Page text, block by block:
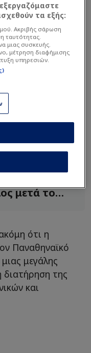
που δείχνει
πως η
του για την
η παρουσία του
του
οργανισμό
του
μετά το
ότι η
Παναθηναϊκό
μεγάλης
διατήρηση της
και
τα εξής:
Ακριβής σάρωση
ταυτότητας.
μιας συσκευής.
μέτρηση διαφήμισης
υπηρεσιών.